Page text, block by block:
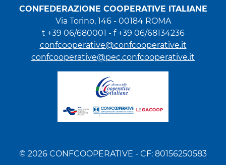
CONFEDERAZIONE COOPERATIVE ITALIANE
Via Torino, 146 - 00184 ROMA
t +39 06/680001 - f +39 06/68134236
confcooperative@confcooperative.it
confcooperative@pec.confcooperative.it
© 2026 CONFCOOPERATIVE - CF: 80156250583